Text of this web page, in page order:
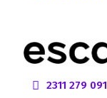
2311 279 091